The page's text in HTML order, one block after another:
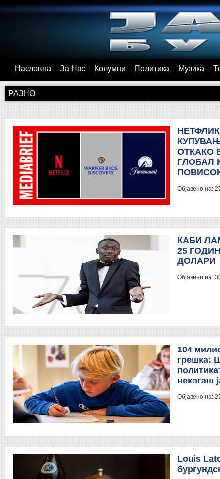
Насловна За Нас Колумни Политика Музика
РАЗНО
ОТКАКО
ГЛОБАЛ
Објавено на:
КАБИ
25
ДОЛАРИ
Објавено на:
104
грешка:
некогаш
Објавено на:
Louis